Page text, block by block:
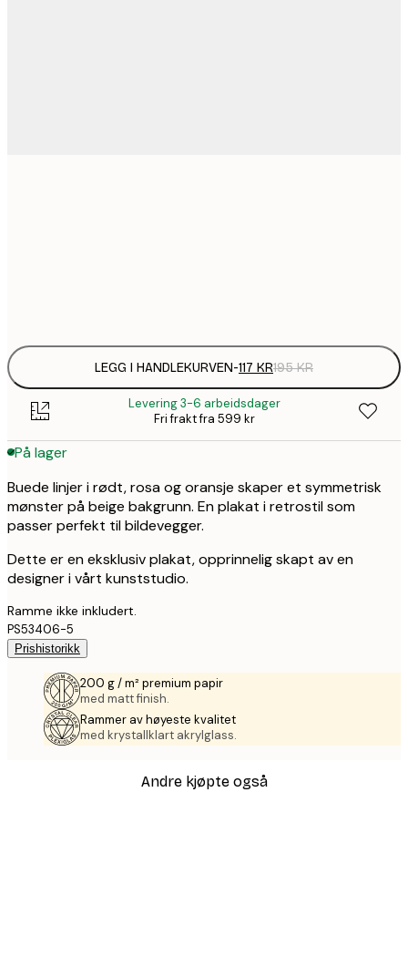
LEGG I HANDLEKURVEN-117 KR195 KR
Levering 3-6 arbeidsdager
Fri frakt fra 599 kr
På lager
Buede linjer i rødt, rosa og oransje skaper et symmetrisk
mønster på beige bakgrunn. En plakat i retrostil som
passer perfekt til bildevegger.
Dette er en eksklusiv plakat, opprinnelig skapt av en
designer i vårt kunststudio.
Ramme ikke inkludert.
PS53406-5
Prishistorikk
200 g / m² premium papir
med matt finish.
Rammer av høyeste kvalitet
med krystallklart akrylglass.
Andre kjøpte også